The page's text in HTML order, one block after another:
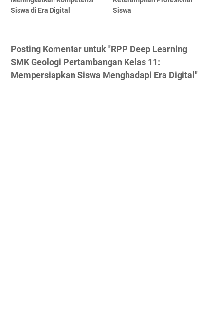
Siswa di Era Digital
Siswa
Posting Komentar untuk "RPP Deep Learning
SMK Geologi Pertambangan Kelas 11:
Mempersiapkan Siswa Menghadapi Era Digital"